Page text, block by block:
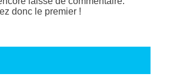
donc le premier !